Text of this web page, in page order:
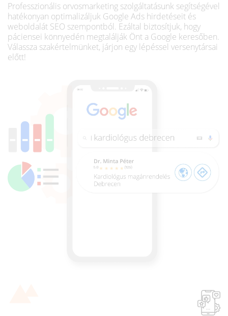
Professzionális orvosmarketing szolgáltatásunk segítségével
hatékonyan optimalizáljuk Google Ads hirdetéseit és
weboldalát SEO szempontból. Ezáltal biztosítjuk, hogy
páciensei könnyedén megtalálják Önt a Google keresőben.
Válassza szakértelmünket, járjon egy lépéssel versenytársai
előtt!